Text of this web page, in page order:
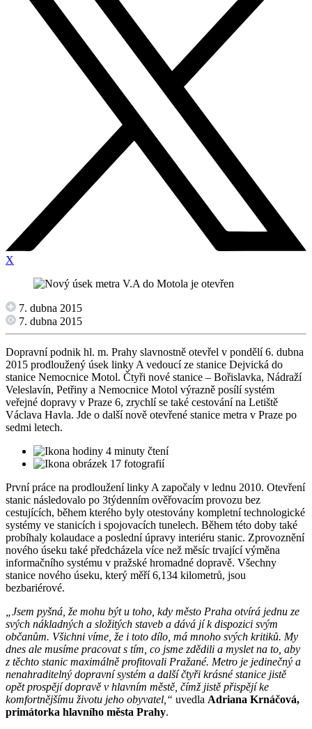
X
7. dubna 2015
7. dubna 2015
Dopravní podnik hl. m. Prahy slavnostně otevřel v pondělí 6. dubna
2015 prodloužený úsek linky A vedoucí ze stanice Dejvická do
stanice Nemocnice Motol. Čtyři nové stanice – Bořislavka, Nádraží
Veleslavín, Petřiny a Nemocnice Motol výrazně posílí systém
veřejné dopravy v Praze 6, zrychlí se také cestování na Letiště
Václava Havla. Jde o další nově otevřené stanice metra v Praze po
sedmi letech.
4 minuty čtení
17 fotografií
První práce na prodloužení linky A započaly v lednu 2010. Otevření
stanic následovalo po 3týdenním ověřovacím provozu bez
cestujících, během kterého byly otestovány kompletní technologické
systémy ve stanicích i spojovacích tunelech. Během této doby také
probíhaly kolaudace a poslední úpravy interiéru stanic. Zprovoznění
nového úseku také předcházela více než měsíc trvající výměna
informačního systému v pražské hromadné dopravě. Všechny
stanice nového úseku, který měří 6,134 kilometrů, jsou
bezbariérové.
„Jsem pyšná, že mohu být u toho, kdy město Praha otvírá jednu ze
svých nákladných a složitých staveb a dává jí k dispozici svým
občanům. Všichni víme, že i toto dílo, má mnoho svých kritiků. My
dnes ale musíme pracovat s tím, co jsme zdědili a myslet na to, aby
z těchto stanic maximálně profitovali Pražané. Metro je jedinečný a
nenahraditelný dopravní systém a další čtyři krásné stanice jistě
opět prospějí dopravě v hlavním městě, čímž jistě přispějí ke
komfortnějšímu životu jeho obyvatel,“ uvedla Adriana Krnáčová,
primátorka hlavního města Prahy.